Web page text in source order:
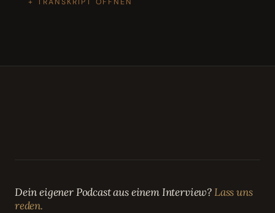
Dein eigener Podcast aus einem Interview?Lass uns
reden.